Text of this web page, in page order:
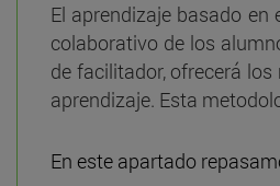
El aprendizaje basado
colaborativo de los
de facilitador, ofrecerá
aprendizaje. Esta
En este apartado